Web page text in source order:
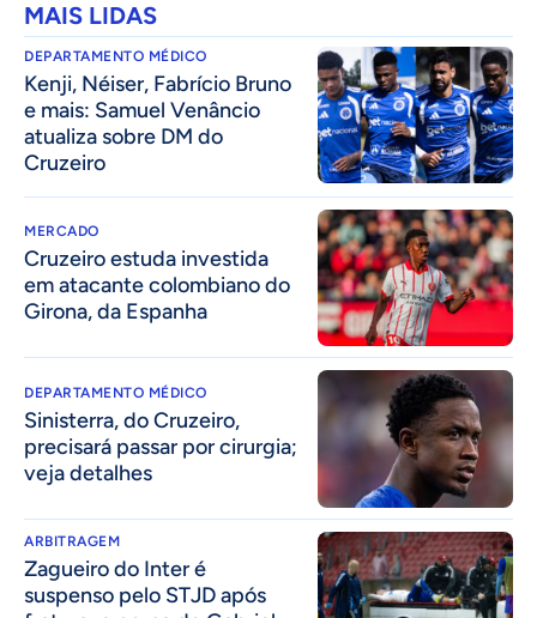
MAIS LIDAS
DEPARTAMENTO MÉDICO
Kenji, Néiser, Fabrício Bruno
e mais: Samuel Venâncio
atualiza sobre DM do
Cruzeiro
MERCADO
Cruzeiro estuda investida
em atacante colombiano do
Girona, da Espanha
DEPARTAMENTO MÉDICO
Sinisterra, do Cruzeiro,
precisará passar por cirurgia;
veja detalhes
ARBITRAGEM
Zagueiro do Inter é
suspenso pelo STJD após